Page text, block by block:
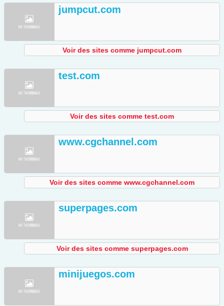
jumpcut.com
Voir des sites comme jumpcut.com
test.com
Voir des sites comme test.com
www.cgchannel.com
Voir des sites comme www.cgchannel.com
superpages.com
Voir des sites comme superpages.com
minijuegos.com